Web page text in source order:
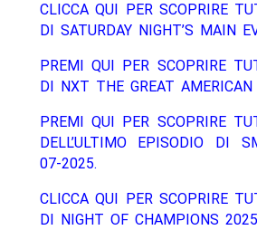
CLICCA QUI PER SCOPRIRE
DI SATURDAY NIGHT’S MAIN
PREMI QUI PER SCOPRIRE
DI NXT THE GREAT
PREMI QUI PER SCOPRIRE
DELL’ULTIMO EPISODIO DI
07-2025.
CLICCA QUI PER SCOPRIRE
DI NIGHT OF CHAMPIONS